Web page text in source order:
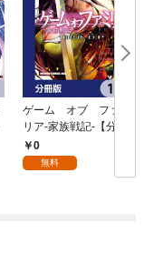
ゲーム オブ ファミ
リア-家族戦記-【分冊
版】 1
0
無料